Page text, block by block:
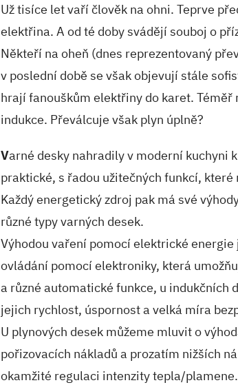
Už tisíce let vaří člověk na ohni. Teprve
elektřina. A od té doby svádějí souboj o
Někteří na oheň (dnes reprezentovaný
v poslední době se však objevují stále
hrají fanouškům elektřiny do karet. Téměř
indukce. Převálcuje však plyn úplně?
Varné desky nahradily v moderní kuchyni
praktické, s řadou užitečných funkcí,
Každý energetický zdroj pak má své
různé typy varných desek.
Výhodou vaření pomocí elektrické
ovládání pomocí elektroniky, která
a různé automatické funkce, u indukčních
jejich rychlost, úspornost a velká míra
U plynových desek můžeme mluvit o
pořizovacích nákladů a prozatím nižších
okamžité regulaci intenzity tepla/